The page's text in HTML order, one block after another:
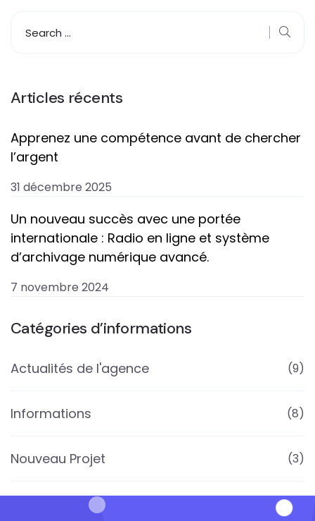
Articles récents
Apprenez une compétence avant de chercher
l’argent
31 décembre 2025
Un nouveau succès avec une portée
internationale : Radio en ligne et système
d’archivage numérique avancé.
7 novembre 2024
Catégories d’informations
Actualités de l'agence (9)
Informations (8)
Nouveau Projet (3)